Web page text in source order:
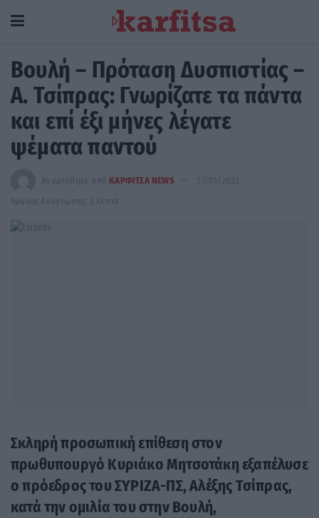
Βουλή – Πρόταση Δυσπιστίας –
Α. Τσίπρας: Γνωρίζατε τα πάντα
και επί έξι μήνες λέγατε
ψέματα παντού
Αναρτήθηκε από ΚΑΡΦΙΤΣΑ NEWS
27/01/2023
Χρόνος Ανάγνωσης: 2 λεπτά
Σκληρή προσωπική επίθεση στον
πρωθυπουργό Κυριάκο Μητσοτάκη εξαπέλυσε
ο πρόεδρος του ΣΥΡΙΖΑ-ΠΣ, Αλέξης Τσίπρας,
κατά την ομιλία του στην Βουλή,